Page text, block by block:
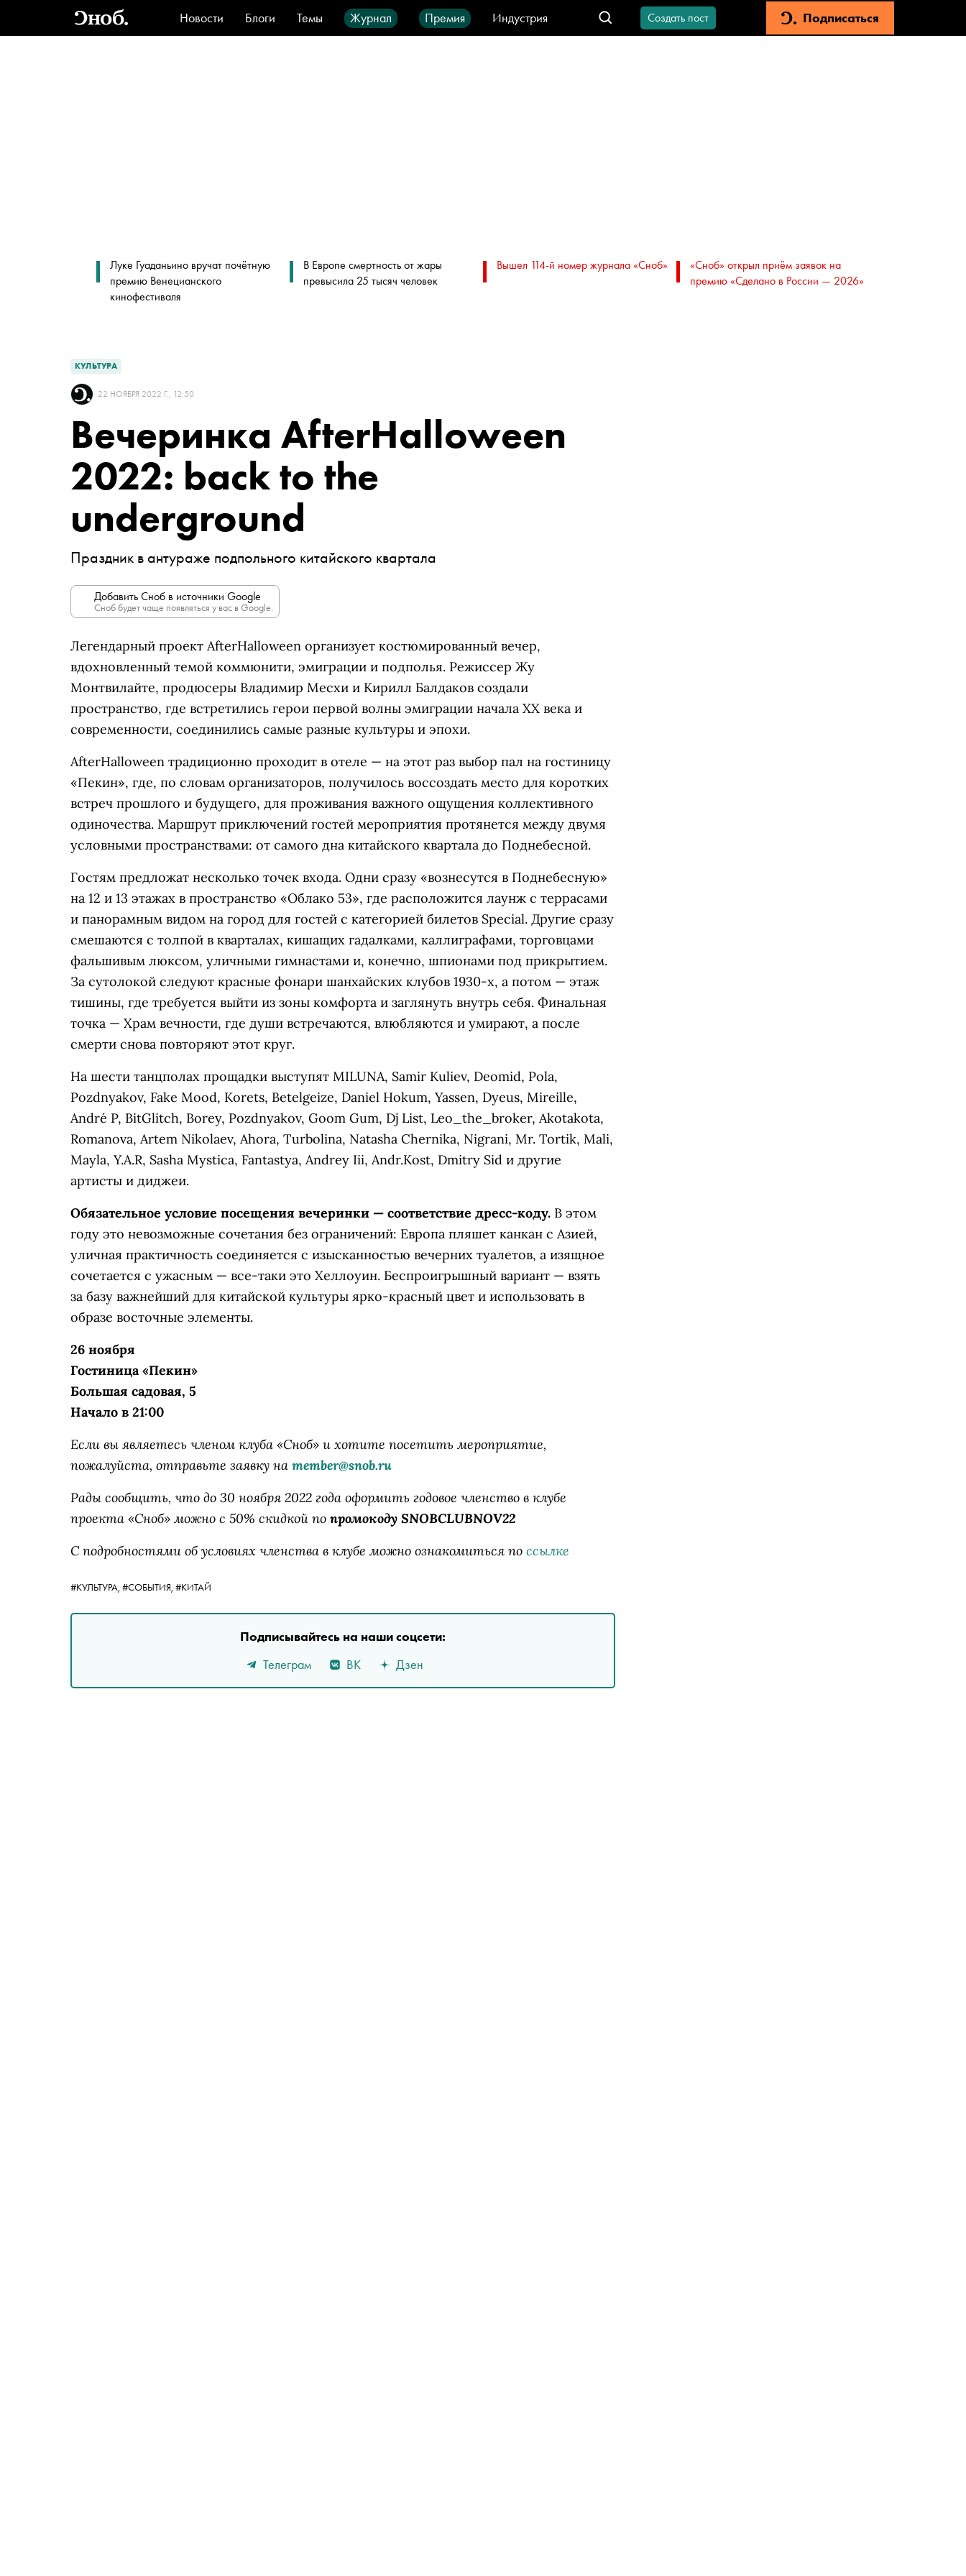
Новости Блоги Темы Журнал Премия
Индустрия
Стиль
Видео Город IT-продукты
Создать пост Подписаться
Луке Гуаданьино вручат почётную
премию Венецианского
кинофестиваля
В Европе смертность от жары
превысила 25 тысяч человек
Вышел 114-й номер журнала «Сноб»
«Сноб» открыл приём заявок на
премию «Сделано в России — 2026»
КУЛЬТУРА
22 НОЯБРЯ 2022 Г., 12:50
Вечеринка AfterHalloween
2022: back to the
underground
Праздник в антураже подпольного китайского квартала
Добавить Сноб в источники Google
Сноб будет чаще появляться у вас в Google.
Легендарный проект AfterHalloween организует костюмированный вечер,
вдохновленный темой коммюнити, эмиграции и подполья. Режиссер Жу
Монтвилайте, продюсеры Владимир Месхи и Кирилл Балдаков создали
пространство, где встретились герои первой волны эмиграции начала ХХ века и
современности, соединились самые разные культуры и эпохи.
AfterHalloween традиционно проходит в отеле — на этот раз выбор пал на гостиницу
«Пекин», где, по словам организаторов, получилось воссоздать место для коротких
встреч прошлого и будущего, для проживания важного ощущения коллективного
одиночества. Маршрут приключений гостей мероприятия протянется между двумя
условными пространствами: от самого дна китайского квартала до Поднебесной.
Гостям предложат несколько точек входа. Одни сразу «вознесутся в Поднебесную»
на 12 и 13 этажах в пространство «Облако 53», где расположится лаунж с террасами
и панорамным видом на город для гостей с категорией билетов Special. Другие сразу
смешаются с толпой в кварталах, кишащих гадалками, каллиграфами, торговцами
фальшивым люксом, уличными гимнастами и, конечно, шпионами под прикрытием.
За сутолокой следуют красные фонари шанхайских клубов 1930-х, а потом — этаж
тишины, где требуется выйти из зоны комфорта и заглянуть внутрь себя. Финальная
точка — Храм вечности, где души встречаются, влюбляются и умирают, а после
смерти снова повторяют этот круг.
На шести танцполах прощадки выступят MILUNA, Samir Kuliev, Deomid, Pola,
Pozdnyakov, Fake Mood, Korets, Betelgeize, Daniel Hokum, Yassen, Dyeus, Mireille,
André P, BitGlitch, Borey, Pozdnyakov, Goom Gum, Dj List, Leo_the_broker, Akotakota,
Romanova, Artem Nikolaev, Ahora, Turbolina, Natasha Chernika, Nigrani, Mr. Tortik, Mali,
Mayla, Y.A.R, Sasha Mystica, Fantastya, Andrey Iii, Andr.Kost, Dmitry Sid и другие
артисты и диджеи.
Обязательное условие посещения вечеринки — соответствие дресс-коду. В этом
году это невозможные сочетания без ограничений: Европа пляшет канкан с Азией,
уличная практичность соединяется с изысканностью вечерних туалетов, а изящное
сочетается с ужасным — все-таки это Хеллоуин. Беспроигрышный вариант — взять
за базу важнейший для китайской культуры ярко-красный цвет и использовать в
образе восточные элементы.
26 ноября
Гостиница «Пекин»
Большая садовая, 5
Начало в 21:00
Если вы являетесь членом клуба «Сноб» и хотите посетить мероприятие,
пожалуйста, отправьте заявку на member@snob.ru
Рады сообщить, что до 30 ноября 2022 года оформить годовое членство в клубе
проекта «Сноб» можно с 50% скидкой по промокоду SNOBCLUBNOV22
С подробностями об условиях членства в клубе можно ознакомиться по ссылке
#КУЛЬТУРА, #СОБЫТИЯ, #КИТАЙ
Подписывайтесь на наши соцсети:
Телеграм
ВК Дзен